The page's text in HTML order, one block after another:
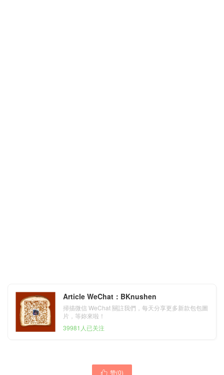
Article WeChat：BKnushen
掃描微信 WeChat 關註我們，每天分享更多新款包包圖
片，等妳來啦！
39981人已关注
 赞(0)